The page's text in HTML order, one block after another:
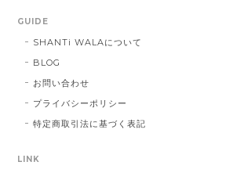
GUIDE
SHANTi WALAについて
BLOG
お問い合わせ
プライバシーポリシー
特定商取引法に基づく表記
LINK